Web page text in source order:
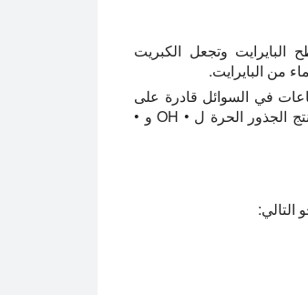
وتجعل الكبريت
من البايرايت.
في السوائل قادرة على
خلق الجذور الحرة. هذا يعني أن صوتنة الماء تكسر روابط الجزيئات التي تنتج الجذور الحرة ل • OH و •